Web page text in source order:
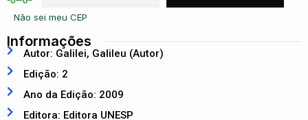
Não sei meu CEP
Informações
Autor: Galilei, Galileu (Autor)
Edição: 2
Ano da Edição: 2009
Editora: Editora UNESP